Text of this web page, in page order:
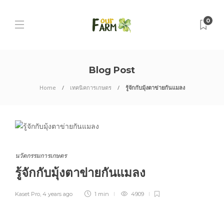
0
Blog Post
Home เทคนิคการเกษตร รู้จักกับมุ้งตาข่ายกันแมลง
นวัตกรรมการเกษตร
รู้จักกับมุ้งตาข่ายกันแมลง
Kaset Pro, 4 years ago 1 min 4909